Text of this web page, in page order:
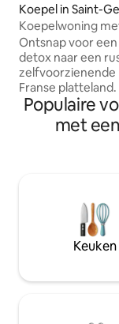
Koepel in Saint-
s-Agoûts
Koepelwoning
sterrenkijken en
zonsopgang
Ontsnap voor
detox naar een
zelfvoorzienende
Franse
geen haast –
uitgestrekte hemel
wakker met
en weer in
iglo-stijl biedt
omgeven door
Populaire
met
Keuken